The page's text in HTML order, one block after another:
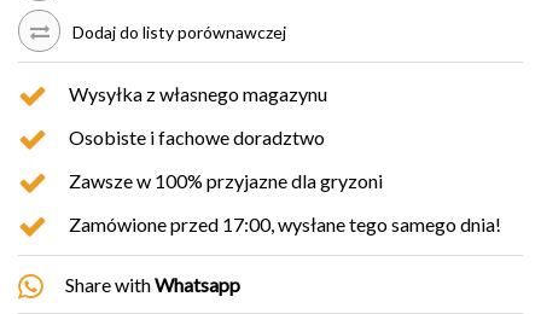
Dodaj do listy porównawczej
Wysyłka z własnego magazynu
Osobiste i fachowe doradztwo
Zawsze w 100% przyjazne dla gryzoni
Zamówione przed 17:00, wysłane tego samego dnia!
Share withWhatsapp